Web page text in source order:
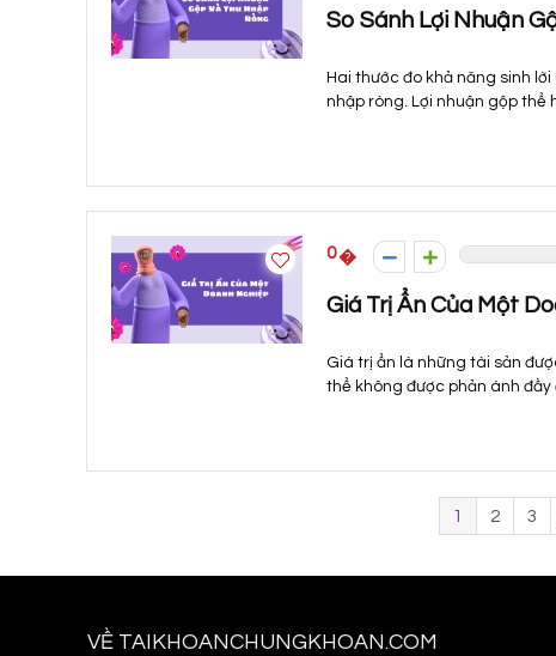
So Sánh Lợi Nhuận
Hai thước đo khả năng sinh
nhập ròng. Lợi nhuận gộp thể
0
Giá Trị Ẩn Của Một
Giá trị ẩn là những tài sản
thể không được phản ánh đầy
1 2 3
VỀ TAIKHOANCHUNGKHOAN.COM